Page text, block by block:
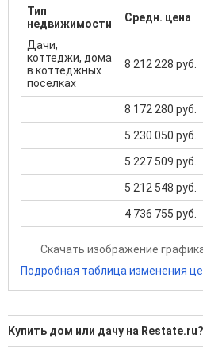
Тип
недвижимости
Средн. цена
Дачи,
коттеджи, дома
в коттеджных
поселках
8 212 228 руб.
8 172 280 руб.
5 230 050 руб.
5 227 509 руб.
5 212 548 руб.
4 736 755 руб.
Скачать изображение
Подробная таблица изменения
Купить дом или дачу на Restate.ru?